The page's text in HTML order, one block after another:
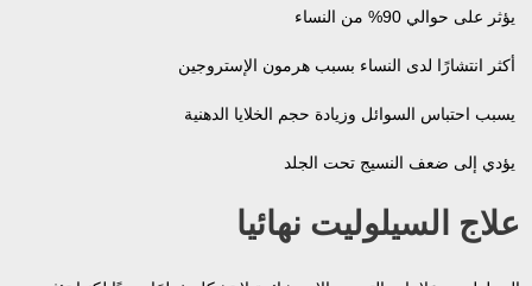
يؤثر على حوالي 90% من النساء
أكثر انتشارًا لدى النساء بسبب هرمون الإستروجين
يسبب احتباس السوائل وزيادة حجم الخلايا الدهنية
يؤدي إلى ضعف النسيج تحت الجلد
علاج السيلوليت نهائيا